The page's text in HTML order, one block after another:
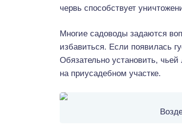
червь способствует
Многие садоводы задаются
избавиться. Если появилась
Обязательно установить,
на приусадебном участке.